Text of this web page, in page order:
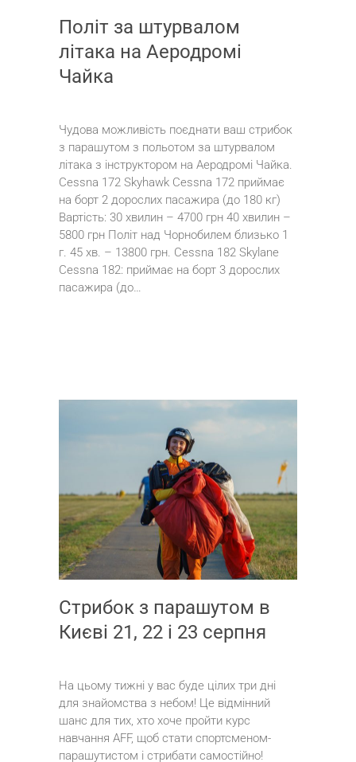
Політ за штурвалом
літака на Аеродромі
Чайка
Чудова можливість поєднати ваш стрибок
з парашутом з польотом за штурвалом
літака з інструктором на Аеродромі Чайка.
Cessna 172 Skyhawk Cessna 172 приймає
на борт 2 дорослих пасажира (до 180 кг)
Вартість: 30 хвилин – 4700 грн 40 хвилин –
5800 грн Політ над Чорнобилем близько 1
г. 45 хв. – 13800 грн. Cessna 182 Skylane
Cessna 182: приймає на борт 3 дорослих
пасажира (до…
Стрибок з парашутом в
Києві 21, 22 і 23 серпня
На цьому тижні у вас буде цілих три дні
для знайомства з небом! Це відмінний
шанс для тих, хто хоче пройти курс
навчання AFF, щоб стати спортсменом-
парашутистом і стрибати самостійно!